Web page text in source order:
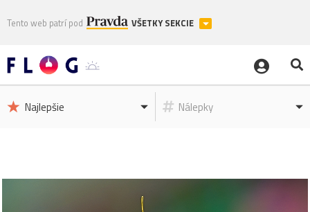
Tento web patrí pod VŠETKY SEKCIE
Najlepšie Nálepky